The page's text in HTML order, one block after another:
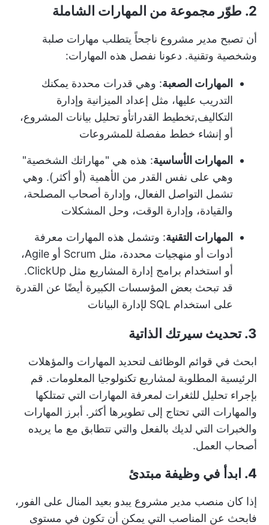
2. طوّر مجموعة من المهارات الشاملة
أن تصبح مدير مشروع ناجحاً يتطلب مهارات صلبة
وشخصية وتقنية. دعونا نفصل هذه المهارات:
المهارات الصعبة: وهي قدرات محددة يمكنك
التدريب عليها، مثل إعداد الميزانية وإدارة
التكاليف,تخطيط القدراتأو تحليل بيانات المشروع،
أو إنشاء خطط مفصلة للمشروعات
المهارات الأساسية: هذه هي "مهاراتك الشخصية"
وهي على نفس القدر من الأهمية (أو أكثر). وهي
تشمل التواصل الفعال، وإدارة أصحاب المصلحة،
والقيادة، وإدارة الوقت، وحل المشكلات
المهارات التقنية: وتشمل هذه المهارات معرفة
أدوات أو منهجيات محددة، مثل Scrum أو Agile،
أو استخدام برامج إدارة المشاريع مثل ClickUp.
قد تبحث بعض المؤسسات الكبيرة أيضًا عن القدرة
على استخدام SQL لإدارة البيانات
3. تحديث سيرتك الذاتية
ابحث في قوائم الوظائف لتحديد المهارات والمؤهلات
الرئيسية المطلوبة لمشاريع تكنولوجيا المعلومات. قم
بإجراء تحليل للثغرات لمعرفة المهارات التي تمتلكها
والمهارات التي تحتاج إلى تطويرها أكثر. أبرز المهارات
والخبرات التي لديك بالفعل والتي تتطابق مع ما يريده
أصحاب العمل.
4. ابدأ في وظيفة مبتدئ
إذا كان منصب مدير مشروع يبدو بعيد المنال على الفور،
فابحث عن المناصب التي يمكن أن تكون في مستوى